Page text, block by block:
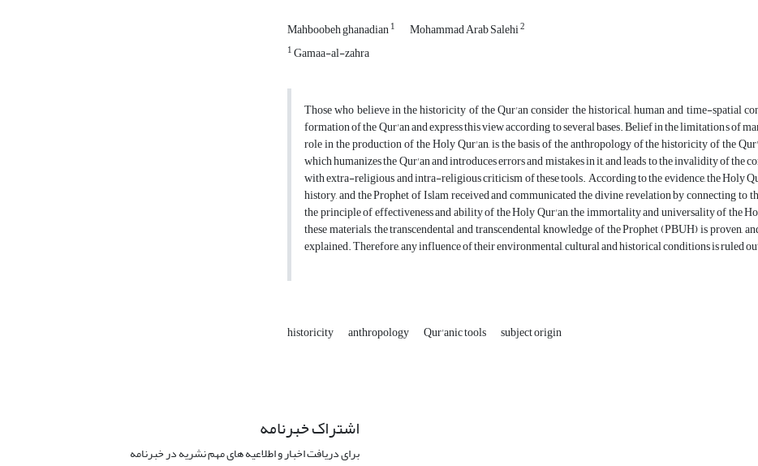
Mahboobeh ghanadian1 Mohammad Arab Salehi2
1Gamaa-al-zahra
Those who believe in the historicity of the Qur'an consider the historical, human and time-spatial
formation of the Qur'an and express this view according to several bases. Belief in the limitations of
role in the production of the Holy Qur'an, is the basis of the anthropology of the historicity of the
which humanizes the Qur'an and introduces errors and mistakes in it, and leads to the invalidity of the
with extra-religious and intra-religious criticism of these tools. According to the evidence, the Holy
history, and the Prophet of Islam received and communicated the divine revelation by connecting
the principle of effectiveness and ability of the Holy Qur'an, the immortality and universality of the
these materials, the transcendental and transcendental knowledge of the Prophet (PBUH) is proven,
explained. Therefore, any influence of their environmental, cultural and historical conditions is ruled
historicity anthropology Qur'anic tools subject origin
اشتراک خبرنامه
برای دریافت اخبار و اطلاعیه های مهم نشریه در خبرنامه